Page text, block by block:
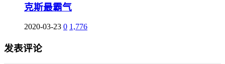
克斯最霸气
2020-03-23 0 1,776
发表评论